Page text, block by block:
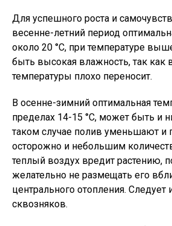
Для успешного роста и
весенне-летний период
около 20 °C, при температуре
быть высокая влажность, так как
температуры плохо переносит.
В осенне-зимний оптимальная
пределах 14-15 °C, может быть и
таком случае полив уменьшают и
осторожно и небольшим
теплый воздух вредит растению,
желательно не размещать его
центрального отопления. Следует
сквозняков.